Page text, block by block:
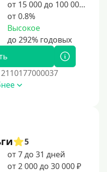
от 15 000 до 100 000 ₽
от 0.8%
Высокое
5
от 7 до 31 дней
от 2 000 до 30 000 ₽